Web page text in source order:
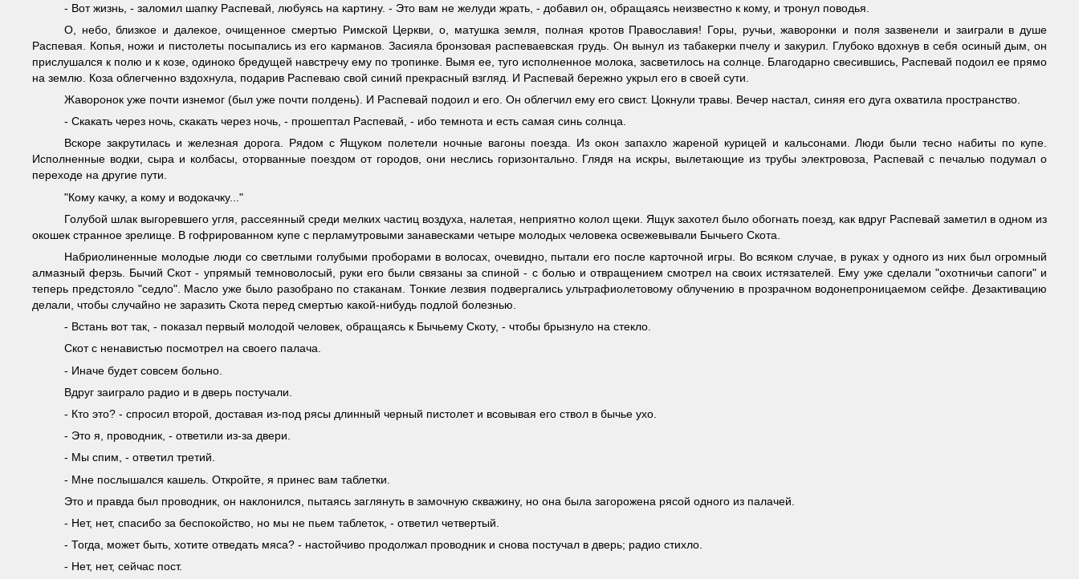
- Вот жизнь, - заломил шапку Распевай, любуясь на картину. - Это вам не желуди жрать, - добавил он, обращаясь неизвестно к кому, и тронул поводья.
О, небо, близкое и далекое, очищенное смертью Римской Церкви, о, матушка земля, полная кротов Православия! Горы, ручьи, жаворонки и поля зазвенели и заиграли в душе
Распевая. Копья, ножи и пистолеты посыпались из его карманов. Засияла бронзовая распеваевская грудь. Он вынул из табакерки пчелу и закурил. Глубоко вдохнув в себя осиный дым, он
прислушался к полю и к козе, одиноко бредущей навстречу ему по тропинке. Вымя ее, туго исполненное молока, засветилось на солнце. Благодарно свесившись, Распевай подоил ее прямо
на землю. Коза облегченно вздохнула, подарив Распеваю свой синий прекрасный взгляд. И Распевай бережно укрыл его в своей сути.
Жаворонок уже почти изнемог (был уже почти полдень). И Распевай подоил и его. Он облегчил ему его свист. Цокнули травы. Вечер настал, синяя его дуга охватила пространство.
- Скакать через ночь, скакать через ночь, - прошептал Распевай, - ибо темнота и есть самая синь солнца.
Вскоре закрутилась и железная дорога. Рядом с Ящуком полетели ночные вагоны поезда. Из окон запахло жареной курицей и кальсонами. Люди были тесно набиты по купе.
Исполненные водки, сыра и колбасы, оторванные поездом от городов, они неслись горизонтально. Глядя на искры, вылетающие из трубы электровоза, Распевай с печалью подумал о
переходе на другие пути.
"Кому качку, а кому и водокачку..."
Голубой шлак выгоревшего угля, рассеянный среди мелких частиц воздуха, налетая, неприятно колол щеки. Ящук захотел было обогнать поезд, как вдруг Распевай заметил в одном из
окошек странное зрелище. В гофрированном купе с перламутровыми занавесками четыре молодых человека освежевывали Бычьего Скота.
Набриолиненные молодые люди со светлыми голубыми проборами в волосах, очевидно, пытали его после карточной игры. Во всяком случае, в руках у одного из них был огромный
алмазный ферзь. Бычий Скот - упрямый темноволосый, руки его были связаны за спиной - с болью и отвращением смотрел на своих истязателей. Ему уже сделали "охотничьи сапоги" и
теперь предстояло "седло". Масло уже было разобрано по стаканам. Тонкие лезвия подвергались ультрафиолетовому облучению в прозрачном водонепроницаемом сейфе. Дезактивацию
делали, чтобы случайно не заразить Скота перед смертью какой-нибудь подлой болезнью.
- Встань вот так, - показал первый молодой человек, обращаясь к Бычьему Скоту, - чтобы брызнуло на стекло.
Скот с ненавистью посмотрел на своего палача.
- Иначе будет совсем больно.
Вдруг заиграло радио и в дверь постучали.
- Кто это? - спросил второй, доставая из-под рясы длинный черный пистолет и всовывая его ствол в бычье ухо.
- Это я, проводник, - ответили из-за двери.
- Мы спим, - ответил третий.
- Мне послышался кашель. Откройте, я принес вам таблетки.
Это и правда был проводник, он наклонился, пытаясь заглянуть в замочную скважину, но она была загорожена рясой одного из палачей.
- Нет, нет, спасибо за беспокойство, но мы не пьем таблеток, - ответил четвертый.
- Тогда, может быть, хотите отведать мяса? - настойчиво продолжал проводник и снова постучал в дверь; радио стихло.
- Нет, нет, сейчас пост.